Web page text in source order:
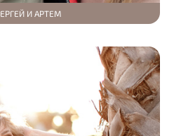
И АРТЕМ